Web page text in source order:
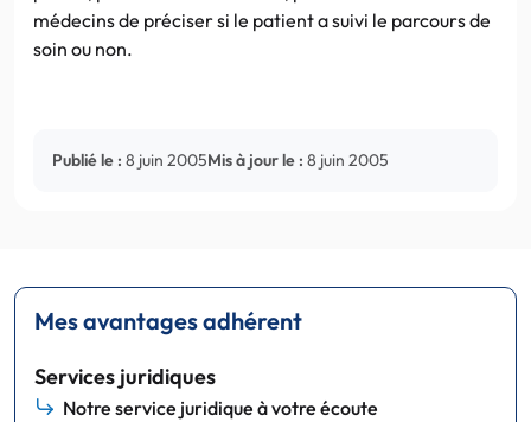
médecins de préciser si le patient a suivi le parcours de
soin ou non.
Publié le : 8 juin 2005Mis à jour le : 8 juin 2005
Mes avantages adhérent
Services juridiques
Notre service juridique à votre écoute